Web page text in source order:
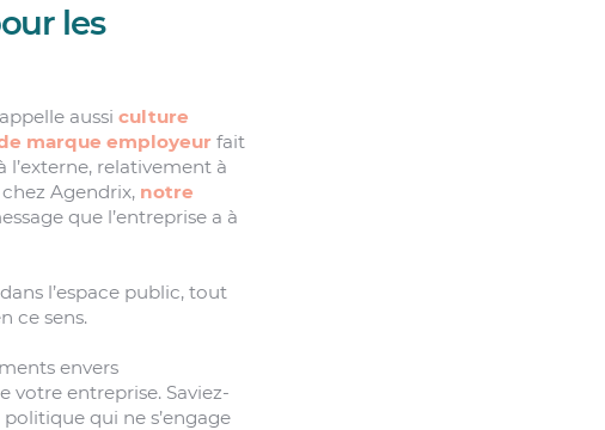
les
aussi culture
marque employeur fait
relativement à
Agendrix, notre
que l’entreprise a à
l’espace public, tout
ce sens.
envers
votre entreprise. Saviez-
qui ne s’engage